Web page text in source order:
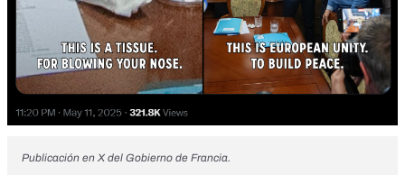
Publicación en X del Gobierno de Francia.